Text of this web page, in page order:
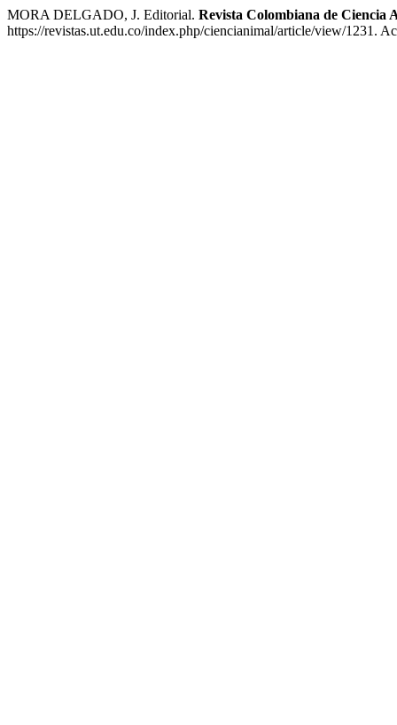
MORA DELGADO, J. Editorial. Revista Colombiana de Ciencia
https://revistas.ut.edu.co/index.php/ciencianimal/article/view/1231.